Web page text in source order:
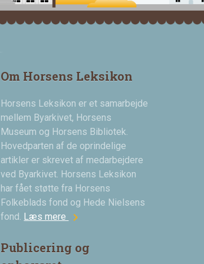
Om Horsens Leksikon
Horsens Leksikon er et samarbejde
mellem Byarkivet, Horsens
Museum og Horsens Bibliotek.
Hovedparten af de oprindelige
artikler er skrevet af medarbejdere
ved Byarkivet. Horsens Leksikon
har fået støtte fra Horsens
Folkeblads fond og Hede Nielsens
fond. Læs mere chevron_right
Publicering og